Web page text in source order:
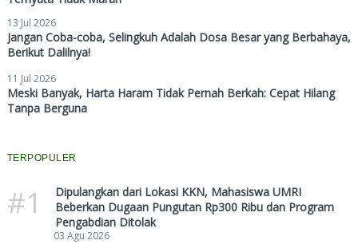
13 Jul 2026
Jangan Coba-coba, Selingkuh Adalah Dosa Besar yang Berbahaya,
Berikut Dalilnya!
11 Jul 2026
Meski Banyak, Harta Haram Tidak Pernah Berkah: Cepat Hilang
Tanpa Berguna
TERPOPULER
#1
Dipulangkan dari Lokasi KKN, Mahasiswa UMRI
Beberkan Dugaan Pungutan Rp300 Ribu dan Program
Pengabdian Ditolak
03 Agu 2026